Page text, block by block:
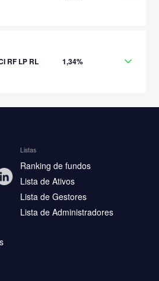
RF LP RL 1,34%
Listas
Ranking de fundos
Lista de Ativos
Lista de Gestores
Lista de Administradores